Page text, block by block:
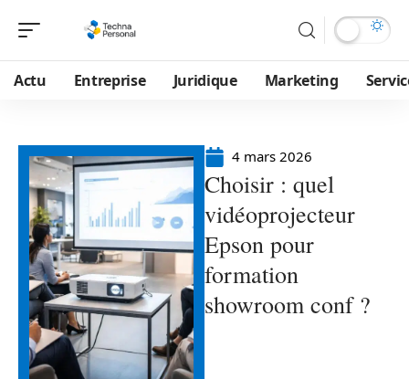
Actu Entreprise Juridique Marketing
4 mars 2026
Choisir : quel
vidéoprojecteur
Epson pour
formation
showroom conf ?